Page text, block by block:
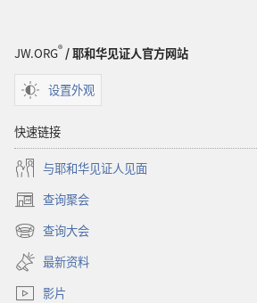
JW.ORG® / 耶和华见证人官方网站
设置外观
快速链接
与耶和华见证人见面
查询聚会
（打
开
新
窗
口）
查询大会
（打
开
新
窗
最新资料
影片